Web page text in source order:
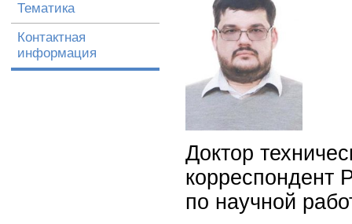
Тематика
Контактная
информация
Доктор
корреспондент
по научной